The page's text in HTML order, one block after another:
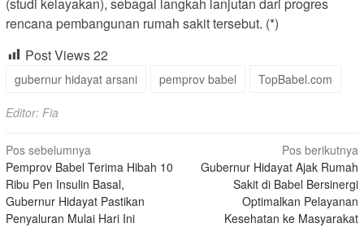
rencana pembangunan rumah sakit tersebut. (*)
Post Views22
gubernur hidayat arsani pemprov babel TopBabel.com
Editor: Fia
Navigasi
pos
Pos sebelumnya
Pemprov Babel Terima Hibah 10
Ribu Pen Insulin Basal,
Gubernur Hidayat Pastikan
Penyaluran Mulai Hari Ini
Pos berikutnya
Gubernur Hidayat Ajak Rumah
Sakit di Babel Bersinergi
Optimalkan Pelayanan
Kesehatan ke Masyarakat